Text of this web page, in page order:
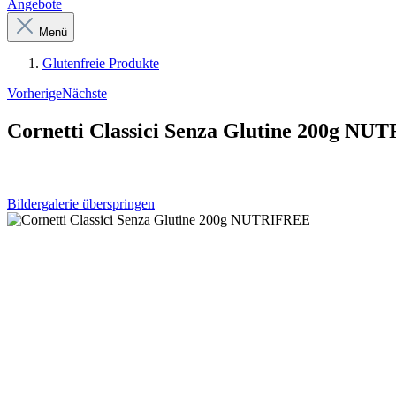
Angebote
Menü
Glutenfreie Produkte
VorherigeNächste
Cornetti Classici Senza Glutine 200g
Bildergalerie überspringen